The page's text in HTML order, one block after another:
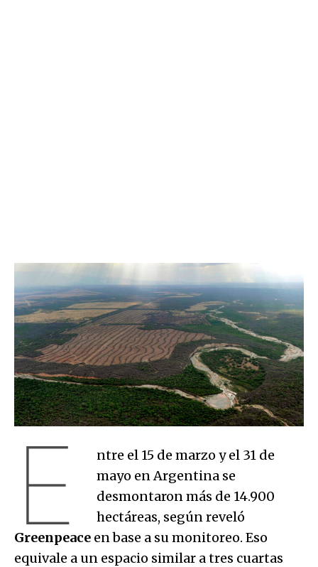
E
ntre el 15 de marzo y el 31 de
mayo en Argentina se
desmontaron más de 14.900
hectáreas, según reveló
Greenpeace en base a su monitoreo. Eso
equivale a un espacio similar a tres cuartas